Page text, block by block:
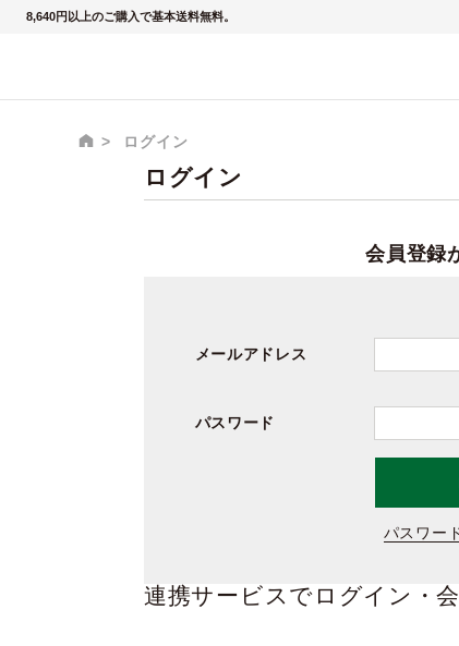
8,640円以上のご購入で基本送料無料。
ログイン
ログイン
会員登録
メールアドレス
パスワード
パスワー
連携サービスでログイン・